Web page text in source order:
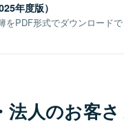
年度版）
をPDF形式でダウンロードで
法人のお客